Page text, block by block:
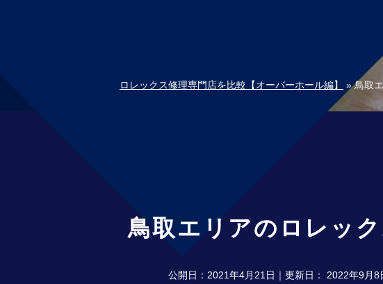
ロレックス修理専門店を比較【オーバーホール編】 »鳥取
鳥取エリアのロレッ
公開日： 2021年4月21日 ｜更新日： 2022年9月8